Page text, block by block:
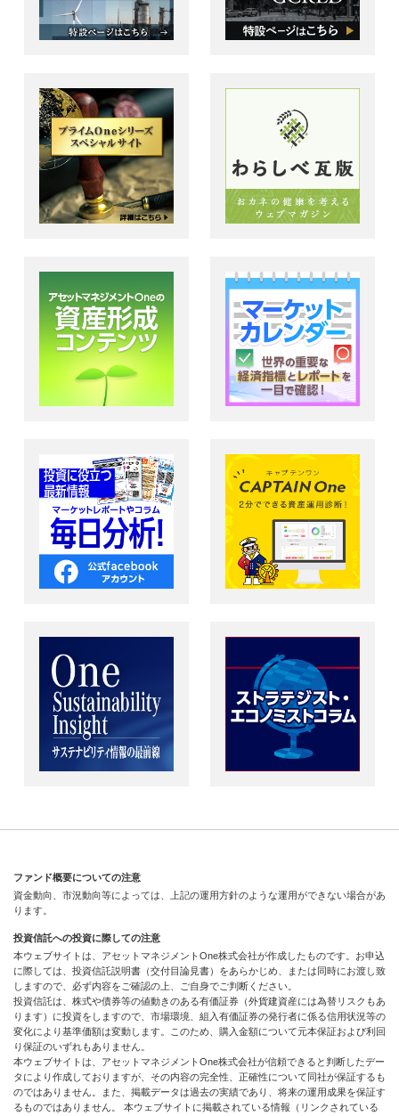
ファンド概要についての注意
資金動向、市況動向等によっては、上記の運用方針のような運用ができない場合があ
ります。
投資信託への投資に際しての注意
本ウェブサイトは、アセットマネジメントOne株式会社が作成したものです。お申込
に際しては、投資信託説明書（交付目論見書）をあらかじめ、または同時にお渡し致
しますので、必ず内容をご確認の上、ご自身でご判断ください。
投資信託は、株式や債券等の値動きのある有価証券（外貨建資産には為替リスクもあ
ります）に投資をしますので、市場環境、組入有価証券の発行者に係る信用状況等の
変化により基準価額は変動します。このため、購入金額について元本保証および利回
り保証のいずれもありません。
本ウェブサイトは、アセットマネジメントOne株式会社が信頼できると判断したデー
タにより作成しておりますが、その内容の完全性、正確性について同社が保証するも
のではありません。また、掲載データは過去の実績であり、将来の運用成果を保証す
るものではありません。 本ウェブサイトに掲載されている情報（リンクされている